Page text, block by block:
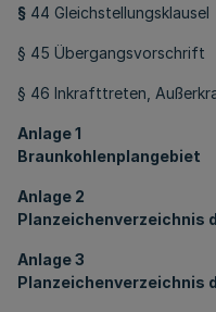
§ 44 Gleichstellungsklausel
§ 45 Übergangsvorschrift
§ 46 Inkrafttreten,
Anlage 1
Braunkohlenplangebiet
Anlage 2
Planzeichenverzeichnis
Anlage 3
Planzeichenverzeichnis